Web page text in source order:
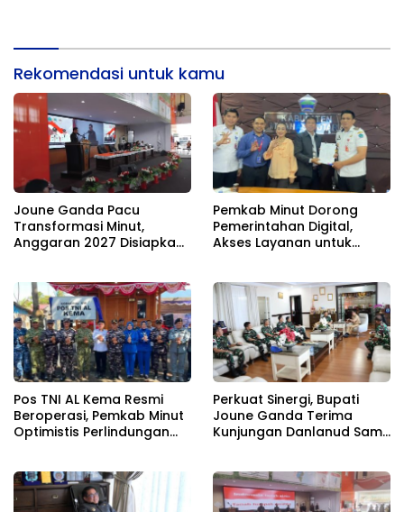
Rekomendasi untuk kamu
Joune Ganda Pacu
Transformasi Minut,
Anggaran 2027 Disiapkan
Pemkab Minut Dorong
Pemerintahan Digital,
Akses Layanan untuk
Pos TNI AL Kema Resmi
Beroperasi, Pemkab Minut
Optimistis Perlindungan
Perkuat Sinergi, Bupati
Joune Ganda Terima
Kunjungan Danlanud Sam